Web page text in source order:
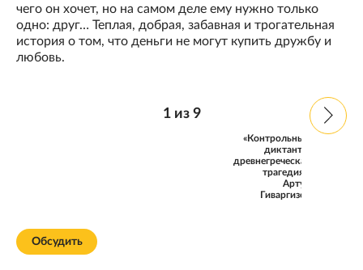
чего он хочет, но на самом деле ему нужно только
одно: друг… Теплая, добрая, забавная и трогательная
история о том, что деньги не могут купить дружбу и
любовь.
1из 9
«Контрольный
диктант и
древнегреческая
трагедия»,
Артур
Гиваргизов
Обсудить